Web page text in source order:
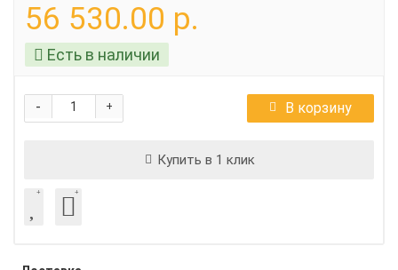
56 530.00 р.
Есть в наличии
+
- В корзину
Купить в 1 клик